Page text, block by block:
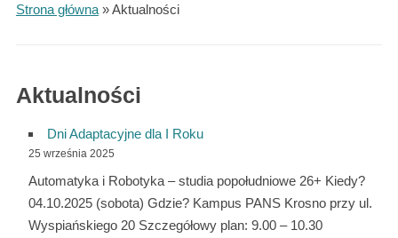
Strona główna»Aktualności
Aktualności
Dni Adaptacyjne dla I Roku
25 września 2025
Automatyka i Robotyka – studia popołudniowe 26+ Kiedy?
04.10.2025 (sobota) Gdzie? Kampus PANS Krosno przy ul.
Wyspiańskiego 20 Szczegółowy plan: 9.00 – 10.30